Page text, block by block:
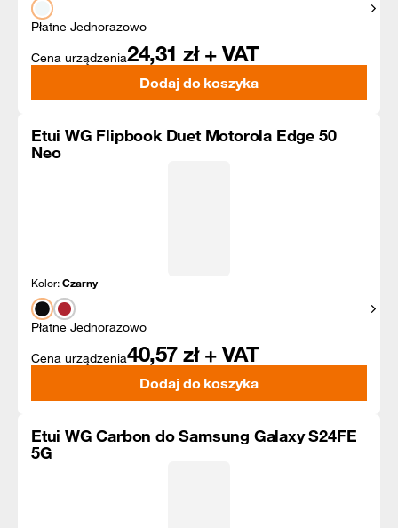
Płatne Jednorazowo
Cena urządzenia24,31 zł + VAT
Dodaj do koszyka
Etui WG Flipbook Duet Motorola Edge 50
Neo
Kolor:Czarny
Płatne Jednorazowo
Cena urządzenia40,57 zł + VAT
Dodaj do koszyka
Etui WG Carbon do Samsung Galaxy S24FE
5G